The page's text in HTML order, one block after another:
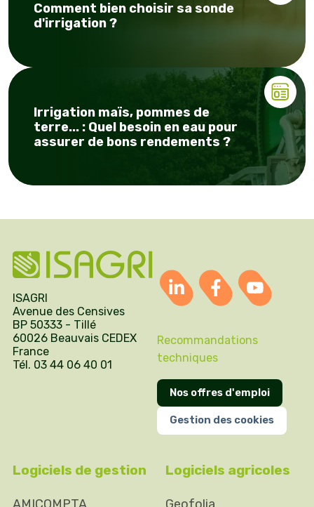
Comment bien choisir sa sonde
d'irrigation ?
Irrigation maïs, pommes de
terre... : Quel besoin en eau pour
assurer de bons rendements ?
ISAGRI
Avenue des Censives
BP 50333 - Tillé
60026 Beauvais CEDEX
France
Tél. 03 44 06 40 01
Recommandations
techniques
Nos offres d'emploi
Gestion des cookies
Logiciels de gestion
AMICOMPTA
Logiciels agricoles
Geofolia